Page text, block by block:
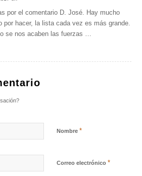
por el comentario D. José. Hay mucho
por hacer, la lista cada vez es más grande.
se nos acaben las fuerzas …
Nombre *
Correo electrónico *